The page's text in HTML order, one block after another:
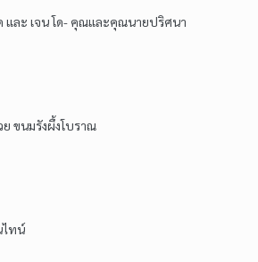
และ เจน โด- คุณและคุณนายปริศนา
ย ขนมรังผึ้งโบราณ
ไทน์